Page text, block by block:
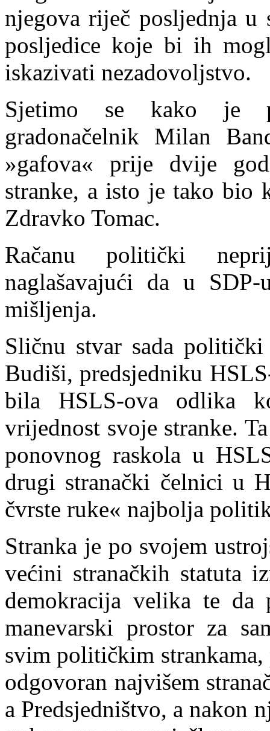
njegova riječ posljednja u
posljedice koje bi ih
iskazivati nezadovoljstvo.
Sjetimo se kako je
gradonačelnik Milan
»gafova« prije dvije
stranke, a isto je tako bio
Zdravko Tomac.
Račanu politički
naglašavajući da u
mišljenja.
Sličnu stvar sada
Budiši, predsjedniku
bila HSLS-ova odlika
vrijednost svoje stranke.
ponovnog raskola u
drugi stranački čelnici u
čvrste ruke« najbolja
Stranka je po svojem
većini stranačkih statuta
demokracija velika te da
manevarski prostor za
svim političkim
odgovoran najvišem
a Predsjedništvo, a nakon